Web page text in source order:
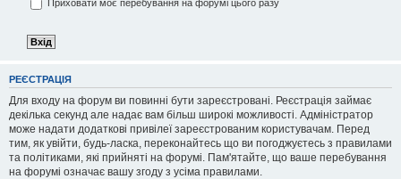
Приховати моє перебування на форумі цього разу
РЕЄСТРАЦІЯ
Для входу на форум ви повинні бути зареєстровані. Реєстрація займає
декілька секунд але надає вам більш широкі можливості. Адміністратор
може надати додаткові привілеї зареєстрованим користувачам. Перед
тим, як увійти, будь-ласка, переконайтесь що ви погоджуєтесь з правилами
та політиками, які прийняті на форумі. Пам'ятайте, що ваше перебування
на форумі означає вашу згоду з усіма правилами.